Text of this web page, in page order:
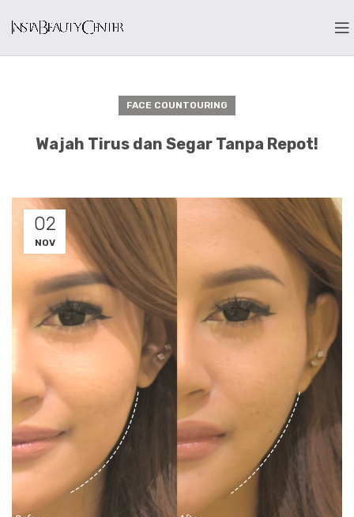
FACE COUNTOURING
Wajah Tirus dan Segar Tanpa Repot!
02
NOV